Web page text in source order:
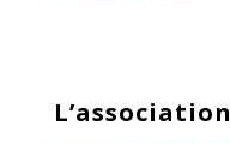
L’association